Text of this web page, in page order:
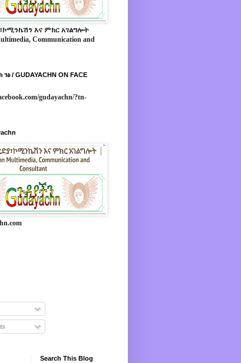
እና ምክር አገልግሎት
Communication and
/ GUDAYACHN ON FACE
gudayachn/?tn-
Search This Blog